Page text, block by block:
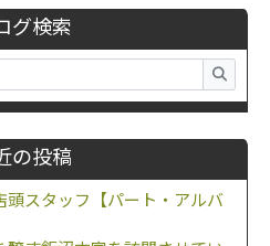
グ検索
の投稿
頭スタッフ【パート・アルバ